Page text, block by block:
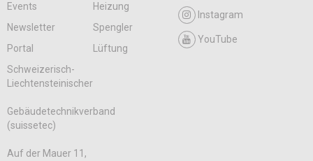
Events
Heizung
Newsletter
Spengler
Portal
Lüftung
Instagram
YouTube
Schweizerisch-
Liechtensteinischer
Gebäudetechnikverband
(suissetec)
Auf der Mauer 11,